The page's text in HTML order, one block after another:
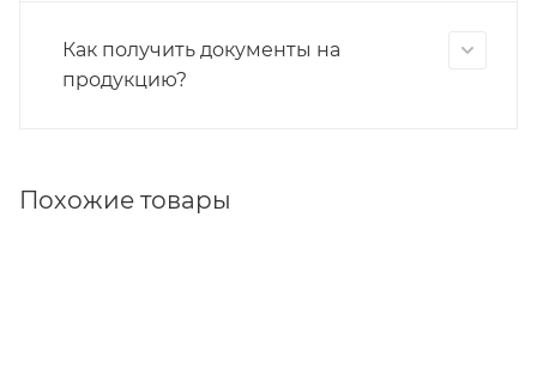
Как получить документы на
продукцию?
Похожие товары